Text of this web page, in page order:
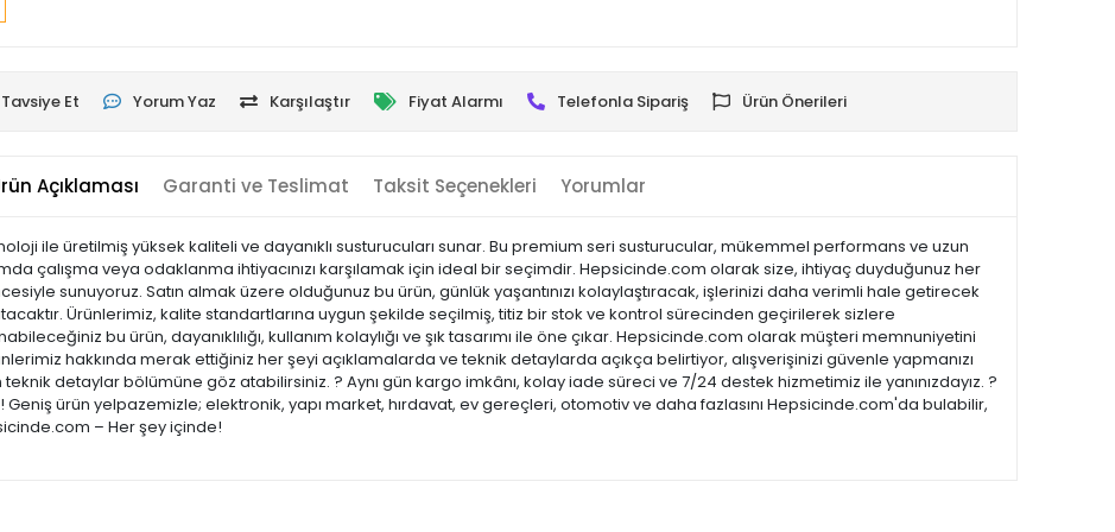
Tavsiye Et Yorum Yaz Karşılaştır Fiyat Alarmı Telefonla Sipariş Ürün Önerileri
Açıklaması Garanti ve Teslimat Taksit Seçenekleri Yorumlar
ile üretilmiş yüksek kaliteli ve dayanıklı susturucuları sunar. Bu premium seri susturucular, mükemmel performans ve uzun
çalışma veya odaklanma ihtiyacınızı karşılamak için ideal bir seçimdir. Hepsicinde.com olarak size, ihtiyaç duyduğunuz her
sunuyoruz. Satın almak üzere olduğunuz bu ürün, günlük yaşantınızı kolaylaştıracak, işlerinizi daha verimli hale getirecek
Ürünlerimiz, kalite standartlarına uygun şekilde seçilmiş, titiz bir stok ve kontrol sürecinden geçirilerek sizlere
bu ürün, dayanıklılığı, kullanım kolaylığı ve şık tasarımı ile öne çıkar. Hepsicinde.com olarak müşteri memnuniyetini
hakkında merak ettiğiniz her şeyi açıklamalarda ve teknik detaylarda açıkça belirtiyor, alışverişinizi güvenle yapmanızı
detaylar bölümüne göz atabilirsiniz. ? Aynı gün kargo imkânı, kolay iade süreci ve 7/24 destek hizmetimiz ile yanınızdayız. ?
Geniş ürün yelpazemizle; elektronik, yapı market, hırdavat, ev gereçleri, otomotiv ve daha fazlasını Hepsicinde.com'da bulabilir,
– Her şey içinde!